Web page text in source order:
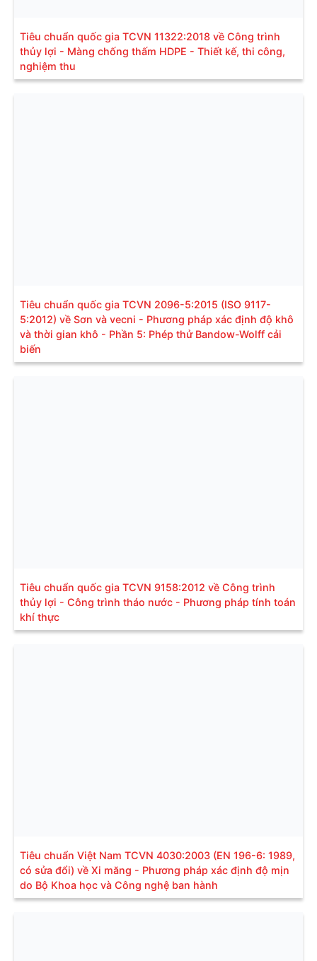
Tiêu chuẩn quốc gia TCVN 11322:2018 về Công trình
thủy lợi - Màng chống thấm HDPE - Thiết kế, thi công,
nghiệm thu
Tiêu chuẩn quốc gia TCVN 2096-5:2015 (ISO 9117-
5:2012) về Sơn và vecni - Phương pháp xác định độ khô
và thời gian khô - Phần 5: Phép thử Bandow-Wolff cải
biến
Tiêu chuẩn quốc gia TCVN 9158:2012 về Công trình
thủy lợi - Công trình tháo nước - Phương pháp tính toán
khí thực
Tiêu chuẩn Việt Nam TCVN 4030:2003 (EN 196-6: 1989,
có sửa đổi) về Xi măng - Phương pháp xác định độ mịn
do Bộ Khoa học và Công nghệ ban hành